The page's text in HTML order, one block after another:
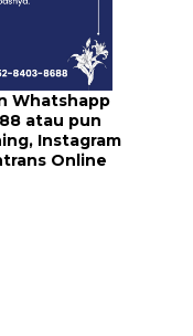
Whatshapp
atau pun
, Instagram
Online